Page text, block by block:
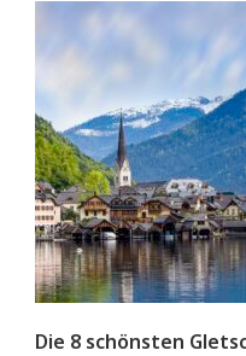
Die 8 schönsten